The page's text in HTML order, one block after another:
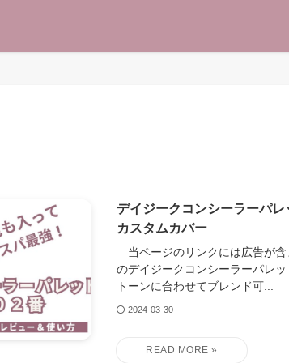
デイジークコンシーラーパ
カスタムカバー
当ページのリンクには広告が
のデイジークコンシーラーパレ
トーンに合わせてブレンド可...
2024-03-30